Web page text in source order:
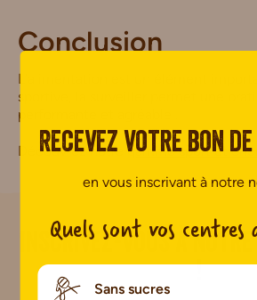
Conclusion
L’alimentation est un élément
sportive, la surveiller permet une
performante et agréable .
Découvrez notregamme sport et
Inscrivez-vous à
!
Recevez votre bon
en vous inscrivant à notre
Quels sont vos
Sans sucres